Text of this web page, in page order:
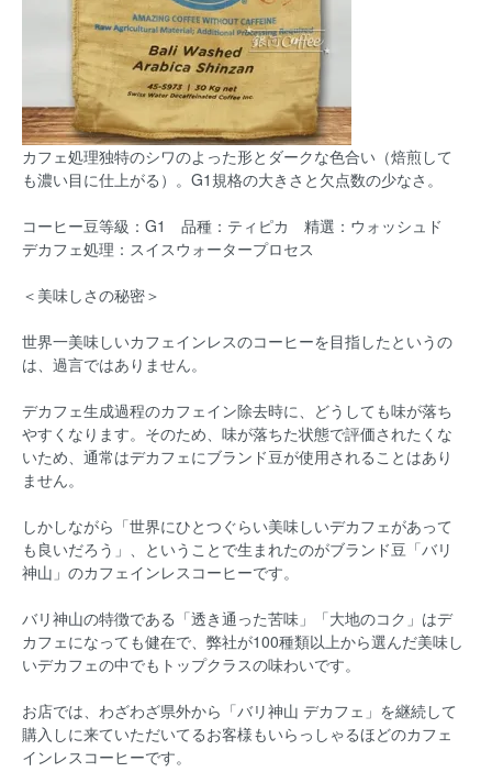
カフェ処理独特のシワのよった形とダークな色合い（焙煎して
も濃い目に仕上がる）。G1規格の大きさと欠点数の少なさ。
コーヒー豆等級：G1 品種：ティピカ 精選：ウォッシュド
デカフェ処理：スイスウォータープロセス
＜美味しさの秘密＞
世界一美味しいカフェインレスのコーヒーを目指したというの
は、過言ではありません。
デカフェ生成過程のカフェイン除去時に、どうしても味が落ち
やすくなります。そのため、味が落ちた状態で評価されたくな
いため、通常はデカフェにブランド豆が使用されることはあり
ません。
しかしながら「世界にひとつぐらい美味しいデカフェがあって
も良いだろう」、ということで生まれたのがブランド豆「バリ
神山」のカフェインレスコーヒーです。
バリ神山の特徴である「透き通った苦味」「大地のコク」はデ
カフェになっても健在で、弊社が100種類以上から選んだ美味し
いデカフェの中でもトップクラスの味わいです。
お店では、わざわざ県外から「バリ神山 デカフェ」を継続して
購入しに来ていただいてるお客様もいらっしゃるほどのカフェ
インレスコーヒーです。